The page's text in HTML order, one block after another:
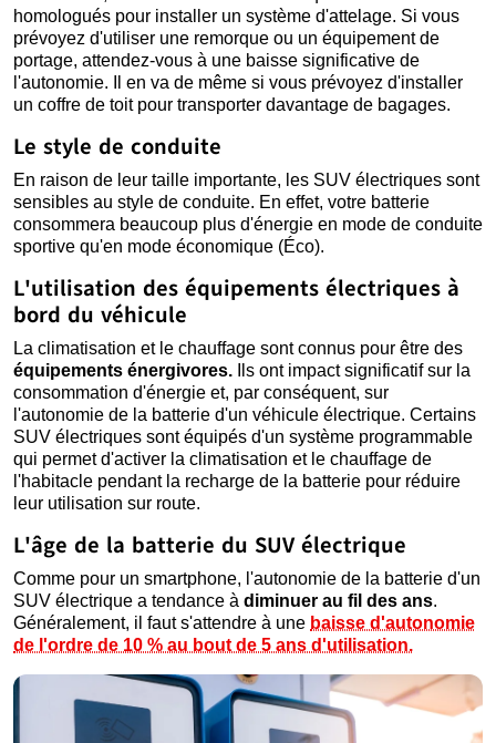
homologués pour installer un système d'attelage. Si vous
prévoyez d'utiliser une remorque ou un équipement de
portage, attendez-vous à une baisse significative de
l'autonomie. Il en va de même si vous prévoyez d'installer
un coffre de toit pour transporter davantage de bagages.
Le style de conduite
En raison de leur taille importante, les SUV électriques sont
sensibles au style de conduite. En effet, votre batterie
consommera beaucoup plus d'énergie en mode de conduite
sportive qu'en mode économique (Éco).
L'utilisation des équipements électriques à
bord du véhicule
La climatisation et le chauffage sont connus pour être des
équipements énergivores.
Ils ont impact significatif sur la
consommation d'énergie et, par conséquent, sur
l'autonomie de la batterie d'un véhicule électrique. Certains
SUV électriques sont équipés d'un système programmable
qui permet d'activer la climatisation et le chauffage de
l'habitacle pendant la recharge de la batterie pour réduire
leur utilisation sur route.
L'âge de la batterie du SUV électrique
Comme pour un smartphone, l'autonomie de la batterie d'un
SUV électrique a tendance à diminuer au fil des ans.
Généralement, il faut s'attendre à une baisse d'autonomie
de l'ordre de 10 % au bout de 5 ans d'utilisation.